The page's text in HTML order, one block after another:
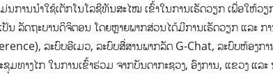
ການນຳໃຊ້ເຕັກໂນໂລຊີທັນສະໄໝ ເຂົ້າໃນການເຮັດວຽກ ເພື່ອໃຫ້ວຽ
ນ ລັດຖະບານດິຈິຕອນ ໂດຍຫຼາຍພາກສ່ວນໄດ້ມີການເຮັດວຽກ ແລະ ກ
ລະບົບອີເມວ, ລະບົບສື່ສານພາກລັດ G-Chat, ລະບົບຫ້ອງ
ຊຸມທາງໄກ ໃນການເຂົ້າຮ່ວມ ຈາກບັນດາກະຊວງ, ອົງການ, ແຂວງ ແລ